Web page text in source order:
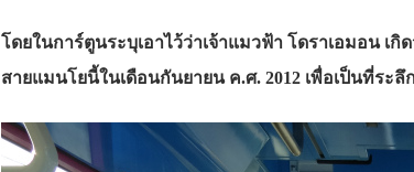
โดยในการ์ตูนระบุเอาไว้ว่าเจ้าแมวฟ้า โดราเอมอน เกิ
สายแมนโยนี้ในเดือนกันยายน ค.ศ. 2012 เพื่อเป็นที่ระ